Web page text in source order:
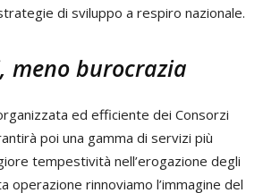
di sviluppo a respiro nazionale.
meno burocrazia
ed efficiente dei Consorzi
poi una gamma di servizi più
tempestività nell’erogazione degli
operazione rinnoviamo l’immagine del